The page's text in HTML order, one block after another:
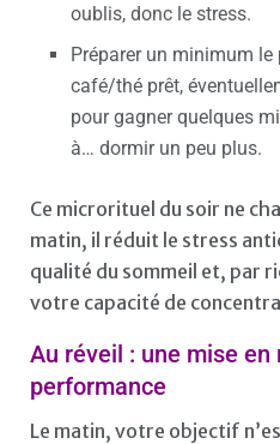
oublis, donc le stress.
Préparer un minimum le
café/thé prêt,
pour gagner quelques
à… dormir un peu plus.
Ce microrituel du soir ne
matin, il réduit le stress
qualité du sommeil et, par
votre capacité de
Au réveil : une mise
performance
Le matin, votre objectif